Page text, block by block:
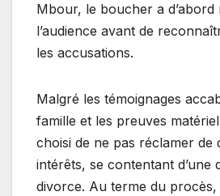
Mbour, le boucher a d’abord
l’audience avant de
les accusations.
Malgré les témoignages
famille et les preuves
choisi de ne pas réclamer de
intérêts, se contentant d’une
divorce. Au terme du procès,